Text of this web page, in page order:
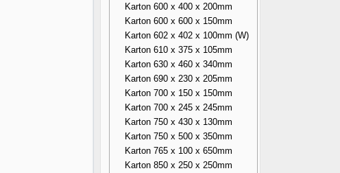
Karton 600 x 400 x 200mm
Karton 600 x 600 x 150mm
Karton 602 x 402 x 100mm (W)
Karton 610 x 375 x 105mm
Karton 630 x 460 x 340mm
Karton 690 x 230 x 205mm
Karton 700 x 150 x 150mm
Karton 700 x 245 x 245mm
Karton 750 x 430 x 130mm
Karton 750 x 500 x 350mm
Karton 765 x 100 x 650mm
Karton 850 x 250 x 250mm